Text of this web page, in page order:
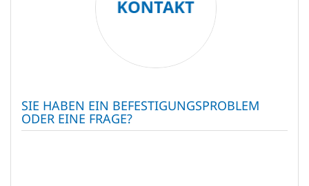
SIE HABEN EIN BEFESTIGUNGSPROBLEM
ODER EINE FRAGE?